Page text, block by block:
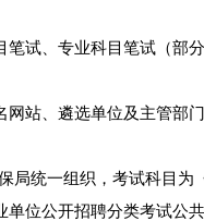
试、专业科目笔试（部
站、遴选单位及主管部
局统一组织，考试科目
位公开招聘分类考试公